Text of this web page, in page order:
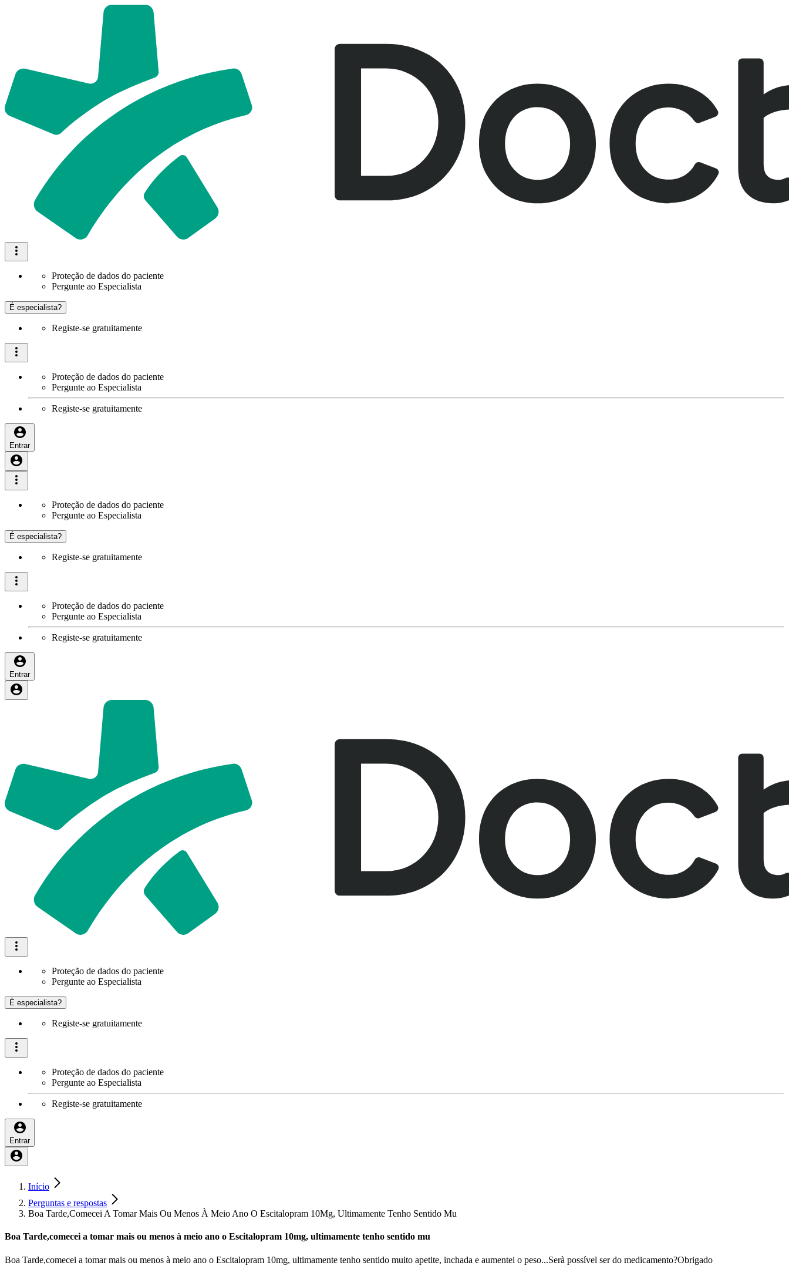
Proteção de dados do paciente
Pergunte ao Especialista
É especialista?
Registe-se gratuitamente
Proteção de dados do paciente
Pergunte ao Especialista
Registe-se gratuitamente
Entrar
Proteção de dados do paciente
Pergunte ao Especialista
É especialista?
Registe-se gratuitamente
Proteção de dados do paciente
Pergunte ao Especialista
Registe-se gratuitamente
Entrar
Proteção de dados do paciente
Pergunte ao Especialista
É especialista?
Registe-se gratuitamente
Proteção de dados do paciente
Pergunte ao Especialista
Registe-se gratuitamente
Entrar
Início
Perguntas e respostas
Boa Tarde,Comecei A Tomar Mais Ou Menos À Meio Ano O Escitalopram 10Mg, Ultimamente Tenho Sentido Mu
Boa Tarde,comecei a tomar mais ou menos à meio ano o Escitalopram 10mg, ultimamente tenho sentido mu
Boa Tarde,comecei a tomar mais ou menos à meio ano o Escitalopram 10mg, ultimamente tenho sentido muito apetite, inchada e aumentei o peso...Serà possível ser do medicamento?Obrigado